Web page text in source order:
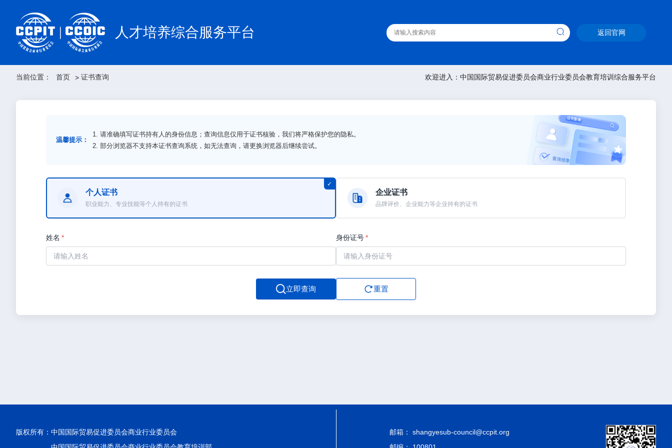
人才培养综合服务平台 返回官网
当前位置： 首页 > 证书查询 欢迎进入：中国国际贸易促进委员会商业行业委员会教育培训综合服务平台
温馨提示：
1. 请准确填写证书持有人的身份信息；查询信息仅用于证书核验，我们将严格保护您的隐私。
2. 部分浏览器不支持本证书查询系统，如无法查询，请更换浏览器后继续尝试。
个人证书
职业能力、专业技能等个人持有的证书
企业证书
品牌评价、企业能力等企业持有的证书
姓名 * 身份证号*
立即查询 重置
版权所有： 中国国际贸易促进委员会商业行业委员会
邮箱： shangyesub-council@ccpit.org